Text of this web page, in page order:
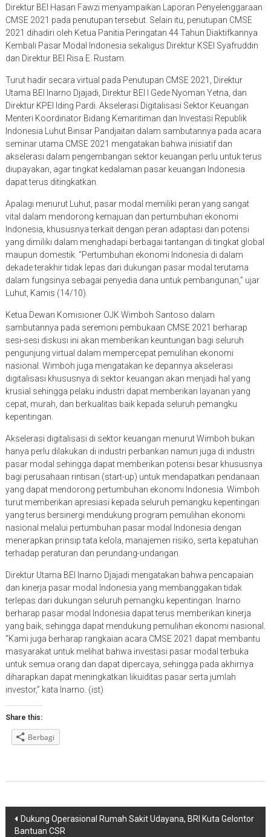
Direktur BEI Hasan Fawzi menyampaikan Laporan Penyelenggaraan
CMSE 2021 pada penutupan tersebut. Selain itu, penutupan CMSE
2021 dihadiri oleh Ketua Panitia Peringatan 44 Tahun Diaktifkannya
Kembali Pasar Modal Indonesia sekaligus Direktur KSEI Syafruddin
dan Direktur BEI Risa E. Rustam.
Turut hadir secara virtual pada Penutupan CMSE 2021, Direktur
Utama BEI Inarno Djajadi, Direktur BEI I Gede Nyoman Yetna, dan
Direktur KPEI Iding Pardi. Akselerasi Digitalisasi Sektor Keuangan
Menteri Koordinator Bidang Kemaritiman dan Investasi Republik
Indonesia Luhut Binsar Pandjaitan dalam sambutannya pada acara
seminar utama CMSE 2021 mengatakan bahwa inisiatif dan
akselerasi dalam pengembangan sektor keuangan perlu untuk terus
diupayakan, agar tingkat kedalaman pasar keuangan Indonesia
dapat terus ditingkatkan.
Apalagi menurut Luhut, pasar modal memiliki peran yang sangat
vital dalam mendorong kemajuan dan pertumbuhan ekonomi
Indonesia, khususnya terkait dengan peran adaptasi dan potensi
yang dimiliki dalam menghadapi berbagai tantangan di tingkat global
maupun domestik. “Pertumbuhan ekonomi Indonesia di dalam
dekade terakhir tidak lepas dari dukungan pasar modal terutama
dalam fungsinya sebagai penyedia dana untuk pembangunan,” ujar
Luhut, Kamis (14/10).
Ketua Dewan Komisioner OJK Wimboh Santoso dalam
sambutannya pada seremoni pembukaan CMSE 2021 berharap
sesi-sesi diskusi ini akan memberikan keuntungan bagi seluruh
pengunjung virtual dalam mempercepat pemulihan ekonomi
nasional. Wimboh juga mengatakan ke depannya akselerasi
digitalisasi khususnya di sektor keuangan akan menjadi hal yang
krusial sehingga pelaku industri dapat memberikan layanan yang
cepat, murah, dan berkualitas baik kepada seluruh pemangku
kepentingan.
Akselerasi digitalisasi di sektor keuangan menurut Wimboh bukan
hanya perlu dilakukan di industri perbankan namun juga di industri
pasar modal sehingga dapat memberikan potensi besar khususnya
bagi perusahaan rintisan (start-up) untuk mendapatkan pendanaan
yang dapat mendorong pertumbuhan ekonomi Indonesia. Wimboh
turut memberikan apresiasi kepada seluruh pemangku kepentingan
yang terus bersinergi mendukung program pemulihan ekonomi
nasional melalui pertumbuhan pasar modal Indonesia dengan
menerapkan prinsip tata kelola, manajemen risiko, serta kepatuhan
terhadap peraturan dan perundang-undangan.
Direktur Utama BEI Inarno Djajadi mengatakan bahwa pencapaian
dan kinerja pasar modal Indonesia yang membanggakan tidak
terlepas dari dukungan seluruh pemangku kepentingan. Inarno
berharap pasar modal Indonesia dapat terus memberikan kinerja
yang baik, sehingga dapat mendukung pemulihan ekonomi nasional.
“Kami juga berharap rangkaian acara CMSE 2021 dapat membantu
masyarakat untuk melihat bahwa investasi pasar modal terbuka
untuk semua orang dan dapat dipercaya, sehingga pada akhirnya
diharapkan dapat meningkatkan likuiditas pasar serta jumlah
investor,” kata Inarno. (ist)
Share this:
Berbagi
Navigasi
Dukung Operasional Rumah Sakit Udayana, BRI Kuta Gelontor
Bantuan CSR